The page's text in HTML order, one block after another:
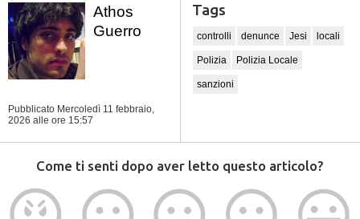
Athos
Guerro
Pubblicato Mercoledì 11 febbraio,
2026 alle ore 15:57
Tags
controlli denunce Jesi locali
Polizia Polizia Locale
sanzioni
Come ti senti dopo aver letto questo articolo?